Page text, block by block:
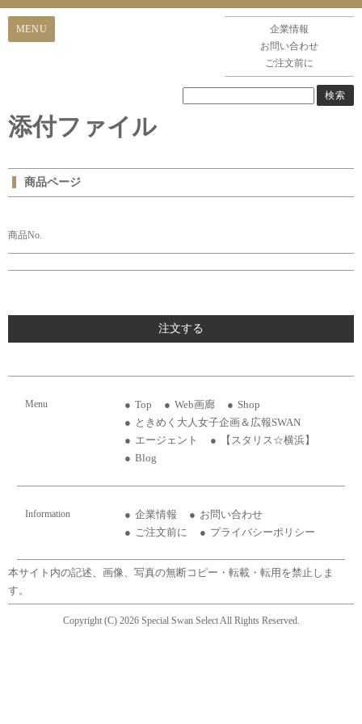
企業情報
お問い合わせ
ご注文前に
添付ファイル
商品ページ
商品No.
注文する
Menu Top Web画廊
Shop
ときめく大人女子企画＆広報SWAN
エージェント
【スタリス☆横浜】
Blog
Information 企業情報
お問い合わせ
ご注文前に
プライバシーポリシー
本サイト内の記述、画像、写真の無断コピー・転載・転用を禁止しま
す。
Copyright (C) 2026 Special Swan Select All Rights Reserved.